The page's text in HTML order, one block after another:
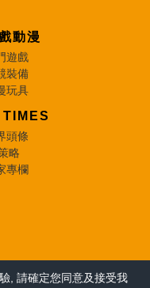
, 請確定您同意及接受我
動漫
遊戲
裝備
玩具
TIMES
頭條
略
專欄